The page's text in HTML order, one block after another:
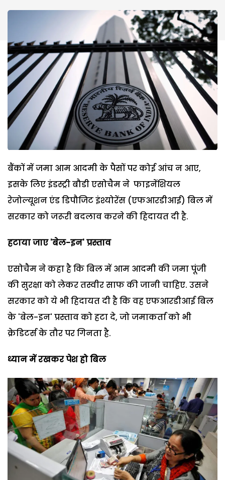
बैंकों में जमा आम आदमी के पैसों पर कोई आंच न आए,
इसके लिए इंडस्ट्री बौडी एसोचैम ने फाइनेंशियल
रेजोल्यूशन एंड डिपौजिट इंश्योरेंस (एफआरडीआई) बिल में
सरकार को जरूरी बदलाव करने की हिदायत दी है.
हटाया जाए 'बेल-इन'प्रस्ताव
एसोचैम ने कहा है कि बिल में आम आदमी की जमा पूंजी
की सुरक्षा को लेकर तस्वीर साफ की जानी चाहिए. उसने
सरकार को ये भी हिदायत दी है कि वह एफआरडीआई बिल
के 'बेल-इन' प्रस्ताव को हटा दे, जो जमाकर्ता को भी
क्रेडिटर्स के तौर पर गिनता है.
ध्यान में रखकर पेश हो‍ बिल